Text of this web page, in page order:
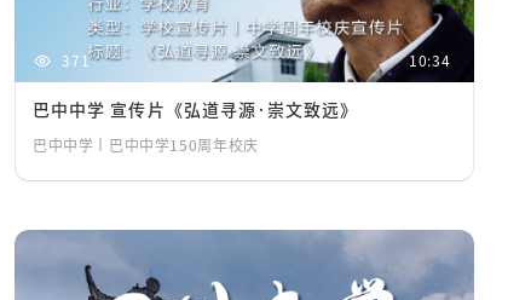
371 10:34
巴中中学 宣传片《弘道寻源·崇文致远》
巴中中学丨巴中中学150周年校庆